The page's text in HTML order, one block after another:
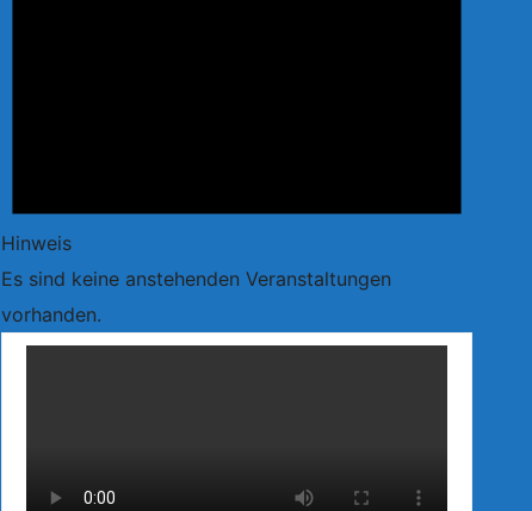
Hinweis
Es sind keine anstehenden Veranstaltungen
vorhanden.